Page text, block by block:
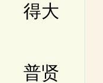
得大
普贤